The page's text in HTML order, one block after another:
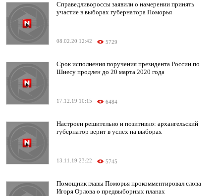
Справедливороссы заявили о намерении принять
участие в выборах губернатора Поморья
08.02.20 12:42 5729
Срок исполнения поручения президента России по
Шиесу продлен до 20 марта 2020 года
17.12.19 10:15 6484
Настроен решительно и позитивно: архангельский
губернатор верит в успех на выборах
13.11.19 23:22 5745
Помощник главы Поморья прокомментировал слова
Игоря Орлова о предвыборных планах